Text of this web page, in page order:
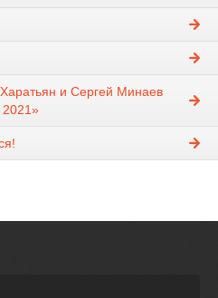
и Сергей Минаев
2021»